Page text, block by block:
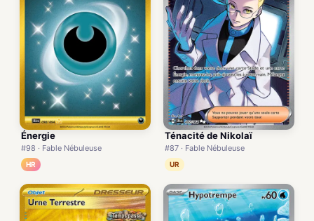
Énergie
#98 · Fable Nébuleuse
HR
Ténacité de Nikolaï
#87 · Fable Nébuleuse
UR